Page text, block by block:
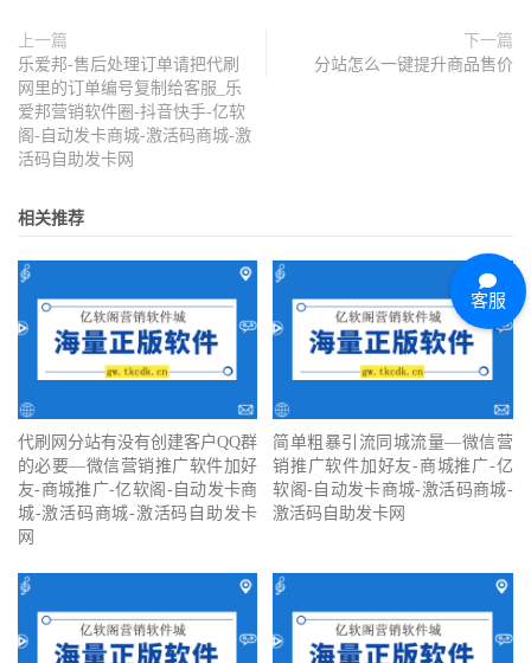
上一篇
乐爱邦-售后处理订单请把代刷
网里的订单编号复制给客服_乐
爱邦营销软件圈-抖音快手-亿软
阁-自动发卡商城-激活码商城-激
活码自助发卡网
下一篇
分站怎么一键提升商品售价
相关推荐
代刷网分站有没有创建客户QQ群
的必要—微信营销推广软件加好
友-商城推广-亿软阁-自动发卡商
城-激活码商城-激活码自助发卡
网
简单粗暴引流同城流量—微信营
销推广软件加好友-商城推广-亿
软阁-自动发卡商城-激活码商城-
激活码自助发卡网
客服